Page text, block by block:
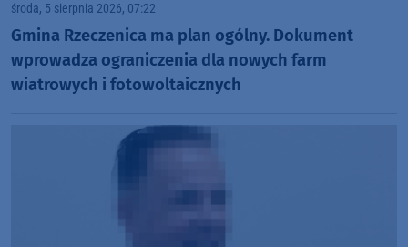
środa, 5 sierpnia 2026, 07:22
Gmina Rzeczenica ma plan ogólny. Dokument
wprowadza ograniczenia dla nowych farm
wiatrowych i fotowoltaicznych